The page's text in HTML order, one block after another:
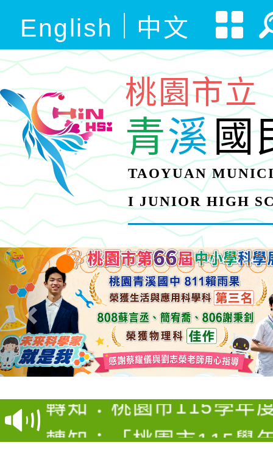
English 中文
桃園市立
青溪國
TAOYUAN
I JUNIOR HIGH
【甄選結果(第4招)】
學年度第1學期第9次代
結果(第4招)
【甄選結果(第12招)】
學年度第1學期第7次代
結果(第12招)
轉知：桃園市115學年
賽及師生本土語及新住
轉知：「桃園市115學